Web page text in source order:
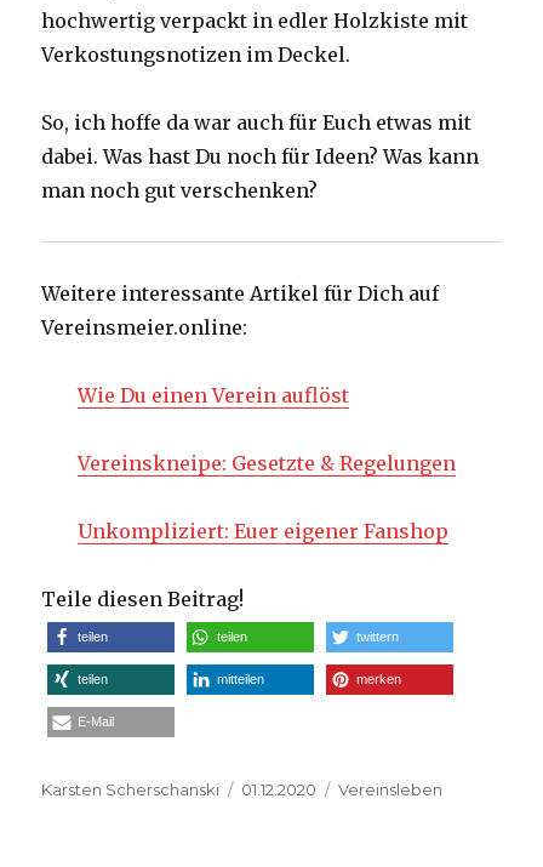
hochwertig verpackt in edler Holzkiste mit
Verkostungsnotizen im Deckel.
So, ich hoffe da war auch für Euch etwas mit
dabei. Was hast Du noch für Ideen? Was kann
man noch gut verschenken?
Weitere interessante Artikel für Dich auf
Vereinsmeier.online:
Wie Du einen Verein auflöst
Vereinskneipe: Gesetzte & Regelungen
Unkompliziert: Euer eigener Fanshop
Teile diesen Beitrag!
teilen teilen twittern
teilen mitteilen merken
E-Mail
Autor
Karsten Scherschanski
Veröffentlicht
01.12.2020 Kategorien
Vereinsleben